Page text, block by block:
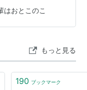
で さて再開1発目
ことがきっかけで
アスでもある 先輩
先輩はおとこの
はおとこのこ
もっと見る
190 ブックマーク